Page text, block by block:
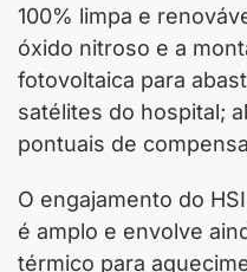
100% limpa e
óxido nitroso e a
fotovoltaica para
satélites do hospital;
pontuais de
O engajamento do
é amplo e envolve
térmico para